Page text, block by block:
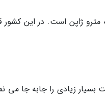
ژاپن است. در این کشور
زیادی را جابه جا می